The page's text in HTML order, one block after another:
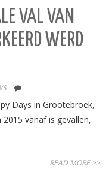
VAL VAN
WERD
Days in Grootebroek,
vanaf is gevallen,
READ MORE >>